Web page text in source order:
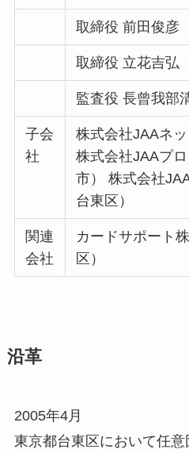
取締役 前田俊彦
取締役 立花吉弘
監査役 長曾我部
子会
社
株式会社JAAネ
株式会社JAAプ
市） 株式会社
台東区）
関連
会社
カードサポート
区）
沿革
2005年4月
東京都台東区において任